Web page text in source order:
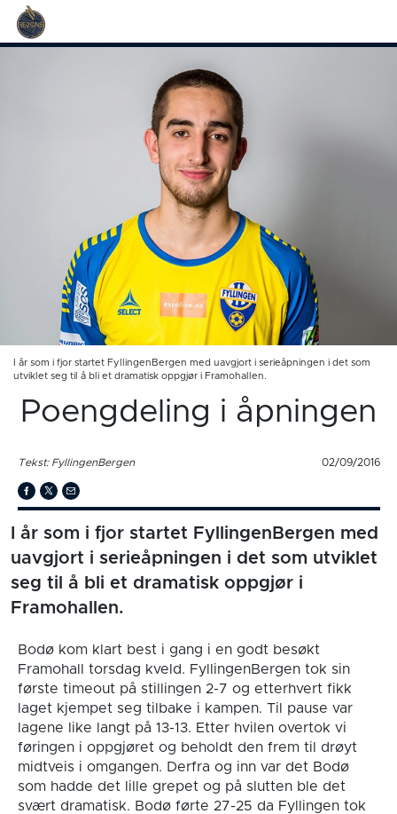
I år som i fjor startet FyllingenBergen med uavgjort i serieåpningen i det som
utviklet seg til å bli et dramatisk oppgjør i Framohallen.
Poengdeling i åpningen
Tekst: FyllingenBergen 02/09/2016
I år som i fjor startet FyllingenBergen med
uavgjort i serieåpningen i det som utviklet
seg til å bli et dramatisk oppgjør i
Framohallen.
Bodø kom klart best i gang i en godt besøkt
Framohall torsdag kveld. FyllingenBergen tok sin
første timeout på stillingen 2-7 og etterhvert fikk
laget kjempet seg tilbake i kampen. Til pause var
lagene like langt på 13-13. Etter hvilen overtok vi
føringen i oppgjøret og beholdt den frem til drøyt
midtveis i omgangen. Derfra og inn var det Bodø
som hadde det lille grepet og på slutten ble det
svært dramatisk. Bodø førte 27-25 da Fyllingen tok